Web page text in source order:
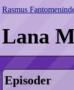
Rasmus
Lana
Episoder